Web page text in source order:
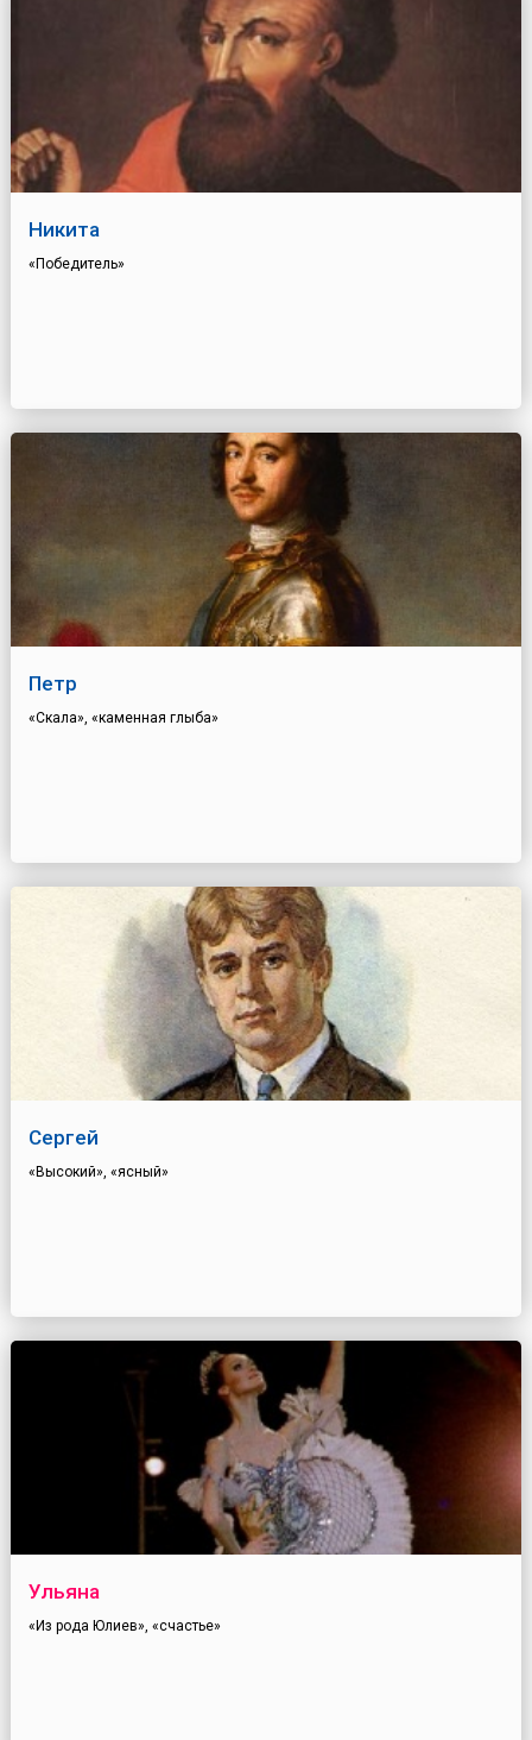
Никита
«Победитель»
Петр
«Скала», «каменная глыба»
Сергей
«Высокий», «ясный»
Ульяна
«Из рода Юлиев», «счастье»